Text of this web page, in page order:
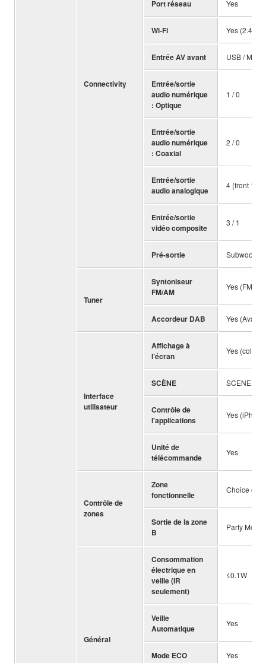
Connectivity
Port réseau Yes
Wi-Fi Yes (2.4 / 5
Entrée AV avant USB / Mini
Entrée/sortie
audio numérique
: Optique
1 / 0
Entrée/sortie
audio numérique
: Coaxial
2 / 0
Entrée/sortie
audio analogique
4 (front 1) / 0
Entrée/sortie
vidéo composite
3 / 1
Pré-sortie Subwoofer
Tuner
Syntoniseur
FM/AM
Yes (FM
Accordeur DAB Yes
Interface
utilisateur
Affichage à
l’écran
Yes (colour
SCÈNE SCENE (4
Contrôle de
l'applications
Yes
Unité de
télécommande
Yes
Contrôle de
zones
Zone
fonctionnelle
Choice of
Sortie de la zone
B
Party Mode
Général
Consommation
électrique en
veille (IR
seulement)
≤0.1W
Veille
Automatique
Yes
Mode ECO Yes